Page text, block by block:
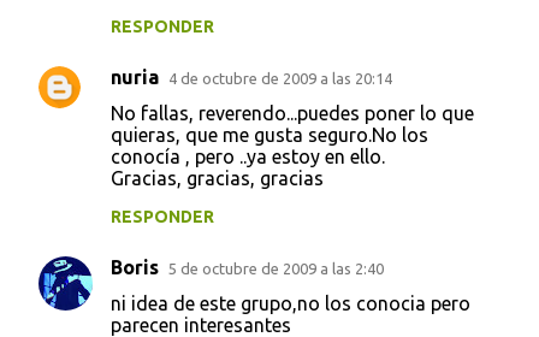
RESPONDER
nuria 4 de octubre de 2009 a las 20:14
No fallas, reverendo...puedes poner lo que
quieras, que me gusta seguro.No los
conocía , pero ..ya estoy en ello.
Gracias, gracias, gracias
RESPONDER
Boris 5 de octubre de 2009 a las 2:40
ni idea de este grupo,no los conocia pero
parecen interesantes